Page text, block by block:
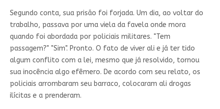
Segundo conta, sua prisão foi forjada. Um dia, ao voltar do
trabalho, passava por uma viela da favela onde mora
quando foi abordada por policiais militares. "Tem
passagem?" "Sim". Pronto. O fato de viver ali e já ter tido
algum conflito com a lei, mesmo que já resolvido, tornou
sua inocência algo efêmero. De acordo com seu relato, os
policiais arrombaram seu barraco, colocaram ali drogas
ilícitas e a prenderam.